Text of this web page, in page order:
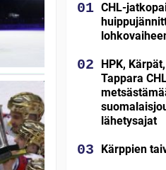
CHL-
HPK,
Tappara
lähetysajat
Kärppien